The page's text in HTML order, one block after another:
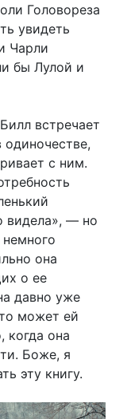
Головореза
увидеть
Чарли
бы Лулой и
встречает
с ним.
видела», — но
немного
она
о ее
давно уже
может ей
когда она
Боже, я
эту книгу.